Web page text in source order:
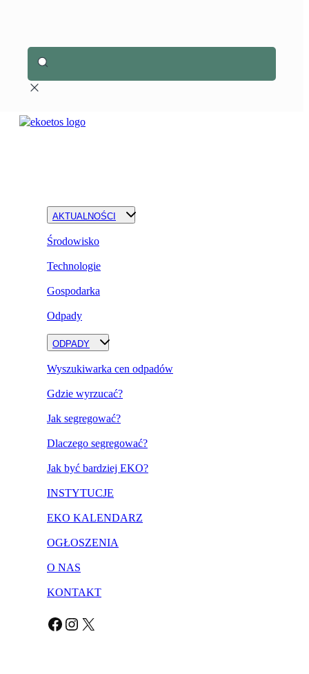
AKTUALNOŚCI
Środowisko
Technologie
Gospodarka
Odpady
ODPADY
Wyszukiwarka cen odpadów
Gdzie wyrzucać?
Jak segregować?
Dlaczego segregować?
Jak być bardziej EKO?
INSTYTUCJE
EKO KALENDARZ
OGŁOSZENIA
O NAS
KONTAKT
Facebook Instagram X